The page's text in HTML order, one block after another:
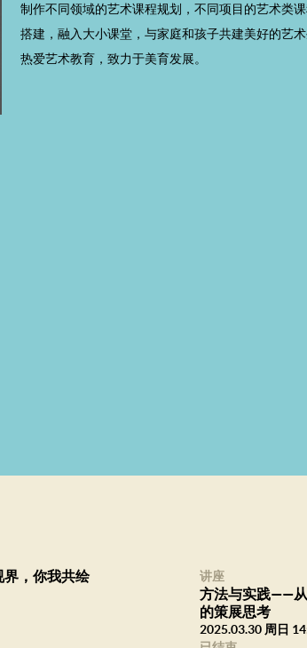
制作不同领域的艺术课程规划，不同项目的艺术类
搭建，融入大小课堂，与家庭和孩子共建美好的艺术
热爱艺术教育，致力于美育发展。
界，你我共绘 讲座
方法与实践——
的策展思考
2025.03.30 周日